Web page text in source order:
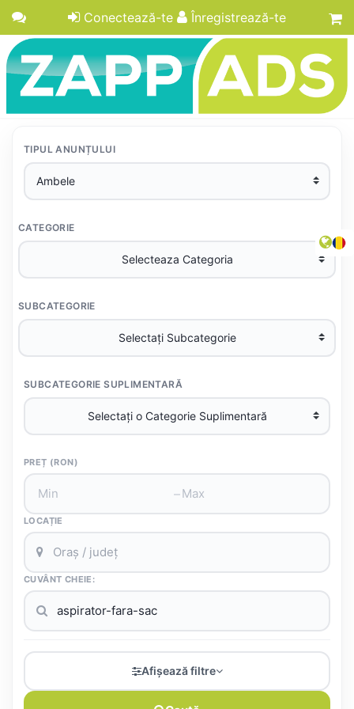
Conectează-te Înregistrează-te
TIPUL ANUNȚULUI
CATEGORIE
SUBCATEGORIE
SUBCATEGORIE SUPLIMENTARĂ
PREȚ (RON)
–
LOCAȚIE
CUVÂNT CHEIE:
Afișează filtre